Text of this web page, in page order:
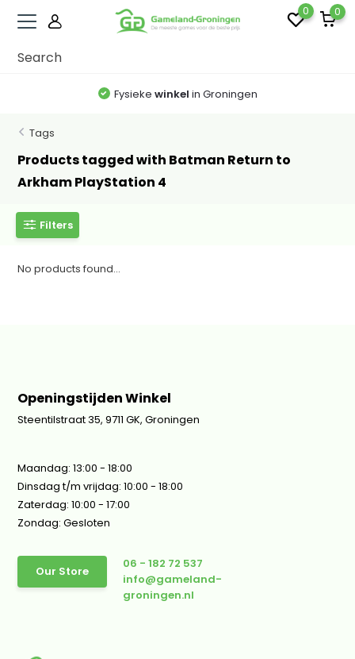
0 0
Fysieke winkel in Groningen
Tags
Products tagged with Batman Return to
Arkham PlayStation 4
Filters
No products found...
Openingstijden Winkel
Steentilstraat 35, 9711 GK, Groningen
Maandag: 13:00 - 18:00
Dinsdag t/m vrijdag: 10:00 - 18:00
Zaterdag: 10:00 - 17:00
Zondag: Gesloten
Our Store
06 - 182 72 537
info@gameland-
groningen.nl